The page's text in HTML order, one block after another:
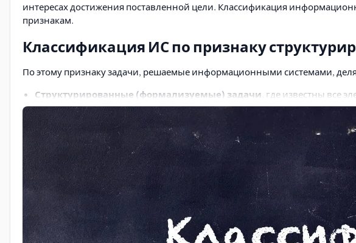
интересах достижения поставленной цели. Классификация
признакам.
Классификация ИС по признаку
По этому признаку задачи, решаемые информационными системами,
Структурированные (формализуемые) задачи , где известны все
модели с точным алгоритмом решения.
Неструктурированные (неформализуемые) задачи
, в которых
трудностями из-за невозможности создания математического
Частично структурированные задачи
, где известна лишь часть
Информационные системы для решения частично структурированных
Информационные системы, создающие управленческие отчёты.
обеспечивают информационную поддержку пользователя,